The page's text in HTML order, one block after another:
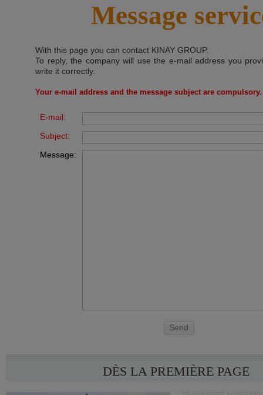
Message
With this page you can contact KINAY GROUP.
To reply, the company will use the e-mail address you
write it correctly.
Your e-mail address and the message subject are compulsory.
E-mail:
Subject:
Message:
Send
DÈS LA PREMIÈRE PAGE